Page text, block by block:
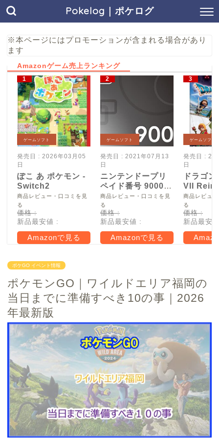
Pokelog｜ポケログ
※本ページにはプロモーションが含まれる場合があり
ます
Amazonゲーム売上ランキング
ゲームソフト
発売日 : 2026年03月05
日
ぽこ あ ポケモン -
Switch2
商品レビュー・口コミを見
る
価格 :
新品最安値 :
Amazonで見る
ゲームソフト
発売日 : 2021年07月13
日
ニンテンドープリ
ペイド番号 9000
円|オンラインコー
ド版
商品レビュー・口コミを見
る
価格 :
新品最安値 :
Amazonで見る
ゲームソフト
発売日 :
日
ドラゴ
VII
Switch2
商品レビュ
る
価格 :
新品最安
ポケGO イベント情報
ポケモンGO｜ワイルドエリア福岡の
当日までに準備すべき10の事｜2026
年最新版